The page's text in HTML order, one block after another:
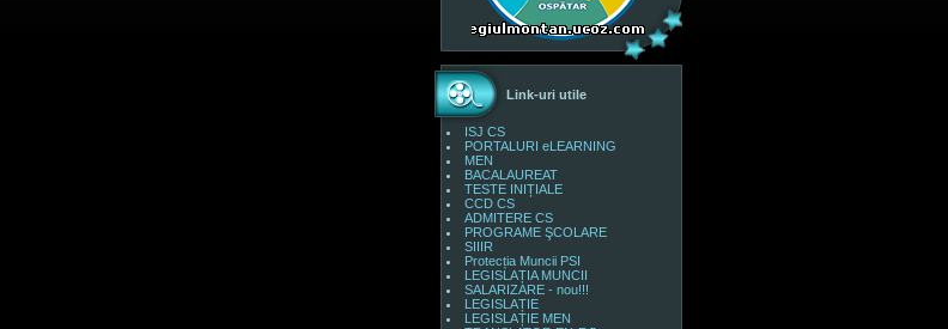
Link-uri utile
ISJ CS
PORTALURI eLEARNING
MEN
BACALAUREAT
TESTE INIȚIALE
CCD CS
ADMITERE CS
PROGRAME ŞCOLARE
SIIIR
Protecția Muncii PSI
LEGISLAȚIA MUNCII
SALARIZARE - nou!!!
LEGISLAȚIE
LEGISLAȚIE MEN